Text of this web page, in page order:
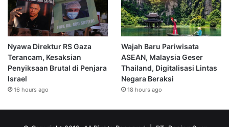
Nyawa Direktur RS Gaza
Terancam, Kesaksian
Penyiksaan Brutal di Penjara
Israel
16 hours ago
Wajah Baru Pariwisata
ASEAN, Malaysia Geser
Thailand, Digitalisasi Lintas
Negara Beraksi
18 hours ago